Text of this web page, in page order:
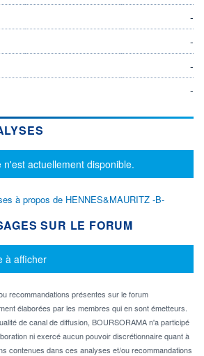
-
-
-
-
n'est actuellement disponible.
à propos de HENNES&MAURITZ -B-
SUR LE FORUM
à afficher
recommandations présentes sur le forum
élaborées par les membres qui en sont émetteurs.
de canal de diffusion, BOURSORAMA n'a participé
ni exercé aucun pouvoir discrétionnaire quant à
contenues dans ces analyses et/ou recommandations